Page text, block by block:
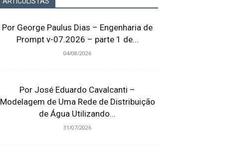
Por George Paulus Dias – Engenharia de
Prompt v-07.2026 – parte 1 de...
04/08/2026
Por José Eduardo Cavalcanti –
Modelagem de Uma Rede de Distribuição
de Água Utilizando...
31/07/2026